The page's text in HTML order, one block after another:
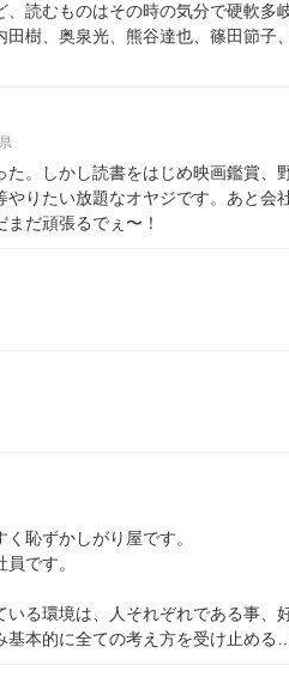
読むものはその時の気分で硬軟多
田樹、奥泉光、熊谷達也、篠田節子
。しかし読書をはじめ映画鑑賞、
りたい放題なオヤジです。あと会
だ頑張るでぇ〜！
く恥ずかしがり屋です。
です。
いる環境は、人それぞれである事、
本的に全ての考え方を受け止める